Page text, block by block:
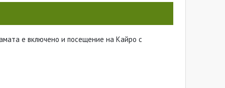
е включено и посещение на Кайро с